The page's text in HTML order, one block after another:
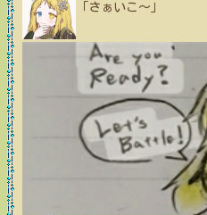
「さぁいこ～」